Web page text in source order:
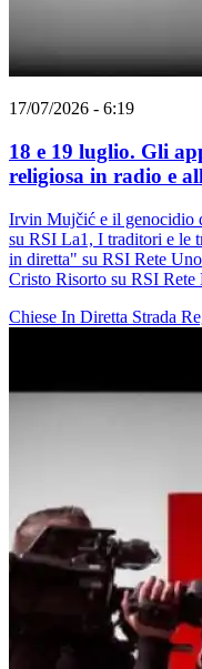
17/07/2026 - 6:19
18 e 19 luglio. Gli
religiosa in radio e
Irvin Mujčić e il genocidio
su RSI La1, I traditori e le
in diretta" su RSI Rete
Cristo Risorto su RSI Rete
Chiese In Diretta Strada